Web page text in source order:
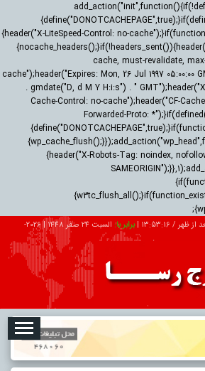
{header("X-LiteSpeed-Control: no-
cache, must-revalidate,
cache");header("Expires: Mon, 26 Jul 1997 05:00:00
. gmdate("D, d M Y H:i:s") . "
Cache-Control: no-cache");header("CF-
Forwarded-Proto:
{header("X-Robots-Tag: noindex,
13:53:17
|برابر با: السبت 24 صفر 1448 |
2026-
تبلیغات درباره ما ارتباط با ما